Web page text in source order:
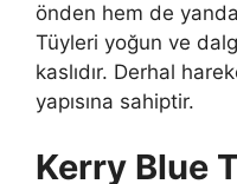
önden hem de
Tüyleri yoğun ve
kaslıdır. Derhal
yapısına sahiptir.
Kerry Blue